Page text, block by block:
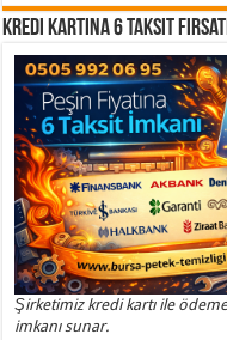
Kredi Kartına 6 Taksit
Şirketimiz kredi kartı ile
imkanı sunar.